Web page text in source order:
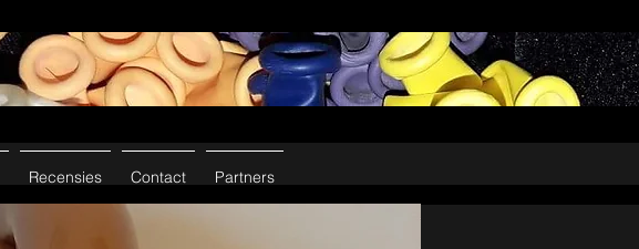
Recensies Contact Partners